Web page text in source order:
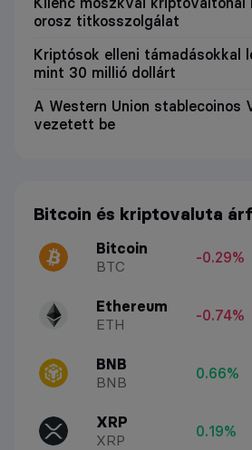
orosz titkosszolgálat
Kriptósok elleni támadásokkal
mint 30 millió dollárt
A Western Union stablecoinos
vezetett be
Bitcoin és kriptovaluta
Bitcoin
BTC
-0.29%
Ethereum
ETH
-0.74%
BNB
BNB
0.66%
XRP
XRP
0.19%